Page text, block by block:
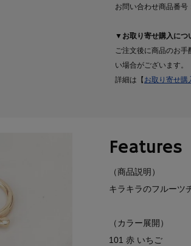
お問い合わせ商品番号
▼お取り寄せ購入につ
ご注文後に商品のお
い場合がございます。
詳細は【 お取り寄せ購
Features
（商品説明）
キラキラのフルーツ
（カラー展開）
101 赤 いちご